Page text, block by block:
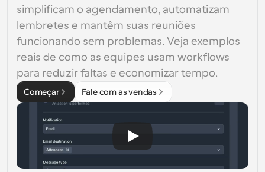
simplificam o agendamento, automatizam
lembretes e mantêm suas reuniões
funcionando sem problemas. Veja exemplos
reais de como as equipes usam workflows
para reduzir faltas e economizar tempo.
Começar Fale com as vendas